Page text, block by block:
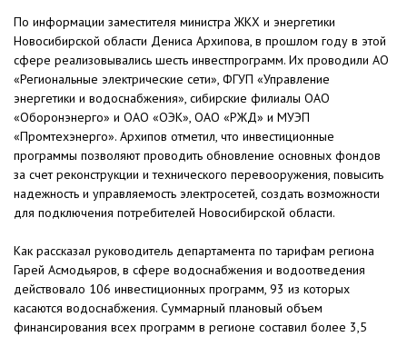
По информации заместителя министра ЖКХ и энергетики
Новосибирской области Дениса Архипова, в прошлом году в этой
сфере реализовывались шесть инвестпрограмм. Их проводили АО
«Региональные электрические сети», ФГУП «Управление
энергетики и водоснабжения», сибирские филиалы ОАО
«Оборонэнерго» и ОАО «ОЭК», ОАО «РЖД» и МУЭП
«Промтехэнерго». Архипов отметил, что инвестиционные
программы позволяют проводить обновление основных фондов
за счет реконструкции и технического перевооружения, повысить
надежность и управляемость электросетей, создать возможности
для подключения потребителей Новосибирской области.
Как рассказал руководитель департамента по тарифам региона
Гарей Асмодьяров, в сфере водоснабжения и водоотведения
действовало 106 инвестиционных программ, 93 из которых
касаются водоснабжения. Суммарный плановый объем
финансирования всех программ в регионе составил более 3,5